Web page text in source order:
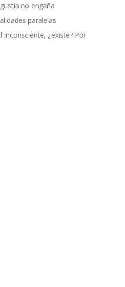
no engaña
paralelas
inconsciente, ¿existe? Por